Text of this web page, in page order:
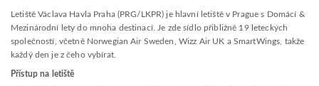
Letiště Václava Havla Praha (PRG/LKPR) je hlavní letiště v Prague s Domácí &
Mezinárodní lety do mnoha destinací. Je zde sídlo přibližně 19 leteckých
společností, včetně Norwegian Air Sweden, Wizz Air UK a SmartWings, takže
každý den je z čeho vybírat.
Přístup na letiště